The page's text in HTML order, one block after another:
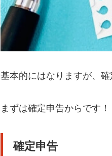
基本的にはなりますが、
まずは確定申告からです！
確定申告